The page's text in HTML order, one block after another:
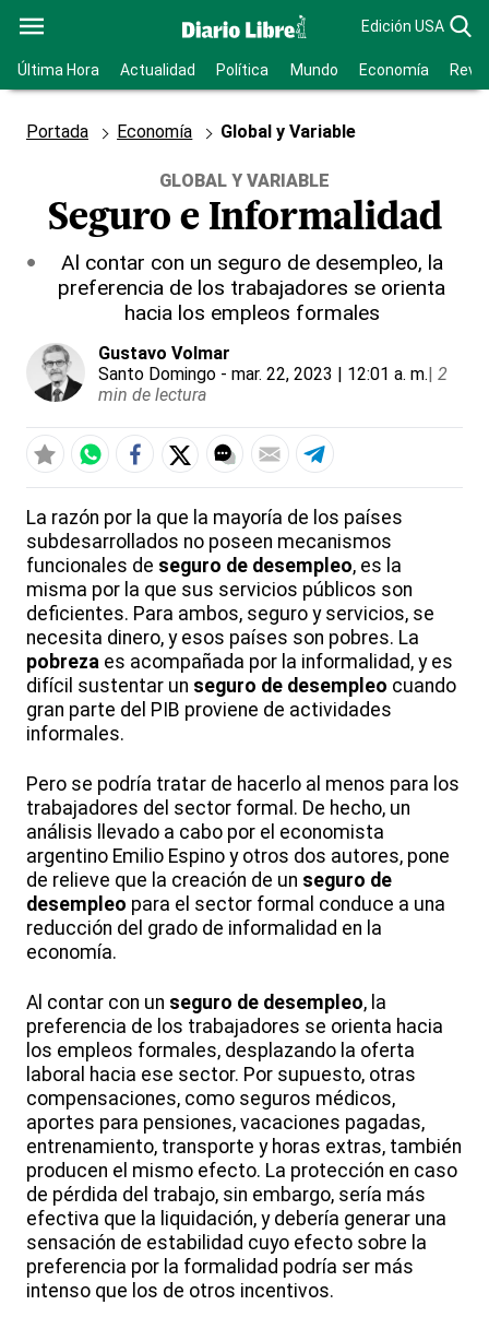
Edición USA
Última Hora Actualidad Política Mundo Economía
Portada Economía Global y Variable
GLOBAL Y VARIABLE
Seguro e Informalidad
Al contar con un seguro de desempleo, la
preferencia de los trabajadores se orienta
hacia los empleos formales
Gustavo Volmar
Santo Domingo - mar. 22, 2023 | 12:01 a. m.| 2
min de lectura
La razón por la que la mayoría de los países
subdesarrollados no poseen mecanismos
funcionales de seguro de desempleo, es la
misma por la que sus servicios públicos son
deficientes. Para ambos, seguro y servicios, se
necesita dinero, y esos países son pobres. La
pobreza es acompañada por la informalidad, y es
difícil sustentar un seguro de desempleo cuando
gran parte del PIB proviene de actividades
informales.
Pero se podría tratar de hacerlo al menos para los
trabajadores del sector formal. De hecho, un
análisis llevado a cabo por el economista
argentino Emilio Espino y otros dos autores, pone
de relieve que la creación de un seguro de
desempleo para el sector formal conduce a una
reducción del grado de informalidad en la
economía.
Al contar con un seguro de desempleo, la
preferencia de los trabajadores se orienta hacia
los empleos formales, desplazando la oferta
laboral hacia ese sector. Por supuesto, otras
compensaciones, como seguros médicos,
aportes para pensiones, vacaciones pagadas,
entrenamiento, transporte y horas extras, también
producen el mismo efecto. La protección en caso
de pérdida del trabajo, sin embargo, sería más
efectiva que la liquidación, y debería generar una
sensación de estabilidad cuyo efecto sobre la
preferencia por la formalidad podría ser más
intenso que los de otros incentivos.